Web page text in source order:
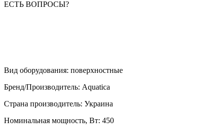
ЕСТЬ ВОПРОСЫ?
Вид оборудования: поверхностные
Бренд/Производитель: Aquatica
Страна производитель: Украина
Номинальная мощность, Вт: 450